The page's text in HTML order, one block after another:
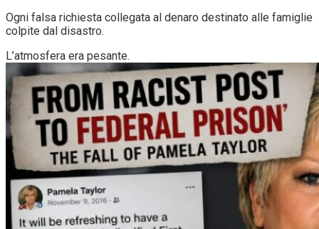
Ogni falsa richiesta collegata al denaro destinato alle famiglie
colpite dal disastro.
L’atmosfera era pesante.